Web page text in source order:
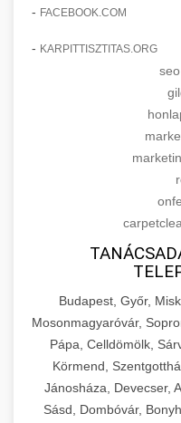
- FACEBOOK.COM
- KARPITTISZTITAS.ORG
Budapest, Győr,
Mosonmagyaróvár,
Pápa, Celldömölk,
Körmend,
Jánosháza, Devecser,
Sásd, Dombóvár,